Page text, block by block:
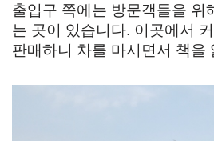
출입구 쪽에는 방문객들을 위
는 곳이 있습니다. 이곳에서
판매하니 차를 마시면서 책을